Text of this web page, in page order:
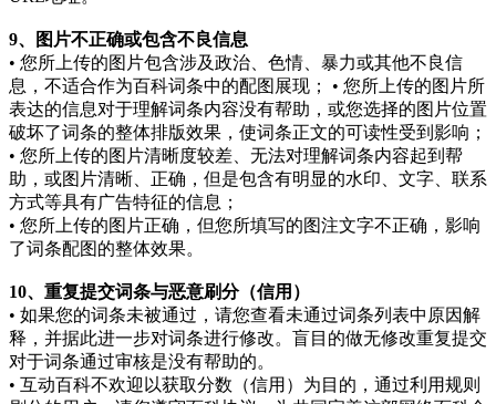
9、图片不正确或包含不良信息
• 您所上传的图片包含涉及政治、色情、暴力或其他不良信
息，不适合作为百科词条中的配图展现； • 您所上传的图片所
表达的信息对于理解词条内容没有帮助，或您选择的图片位置
破坏了词条的整体排版效果，使词条正文的可读性受到影响；
• 您所上传的图片清晰度较差、无法对理解词条内容起到帮
助，或图片清晰、正确，但是包含有明显的水印、文字、联系
方式等具有广告特征的信息；
• 您所上传的图片正确，但您所填写的图注文字不正确，影响
了词条配图的整体效果。
10、重复提交词条与恶意刷分（信用）
• 如果您的词条未被通过，请您查看未通过词条列表中原因解
释，并据此进一步对词条进行修改。盲目的做无修改重复提交
对于词条通过审核是没有帮助的。
• 互动百科不欢迎以获取分数（信用）为目的，通过利用规则